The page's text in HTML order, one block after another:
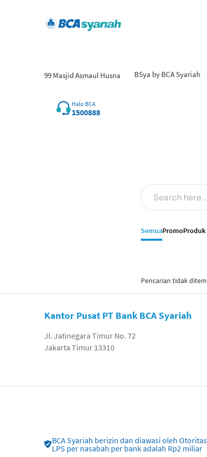
99 Masjid Asmaul Husna BSya by BCA Syariah
Halo BCA
1500888
SemuaPromoProduk
Pencarian tidak
Kantor Pusat PT Bank BCA Syariah
Jl. Jatinegara Timur No. 72
Jakarta Timur 13310
BCA Syariah berizin dan diawasi oleh
LPS per nasabah per bank adalah Rp2 miliar